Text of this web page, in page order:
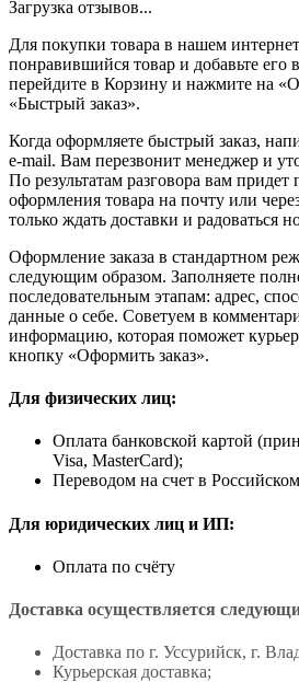
Загрузка отзывов...
Для покупки товара в нашем
понравившийся товар и добавьте его
перейдите в Корзину и нажмите на
«Быстрый заказ».
Когда оформляете быстрый заказ,
e-mail. Вам перезвонит менеджер и
По результатам разговора вам придет
оформления товара на почту или
только ждать доставки и радоваться
Оформление заказа в стандартном
следующим образом. Заполняете
последовательным этапам: адрес,
данные о себе. Советуем в
информацию, которая поможет
кнопку «Оформить заказ».
Для физических лиц:
Оплата банковской картой
Visa, MasterCard);
Переводом на счет в
Для юридических лиц и ИП:
Оплата по счёту
Доставка осуществляется
Доставка по г. Уссурийск, г.
Курьерская доставка;